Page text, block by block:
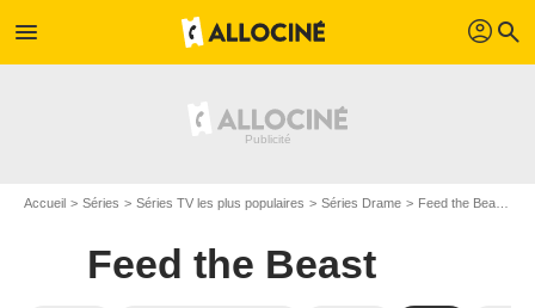
menu profil search
Accueil Séries Séries TV les plus populaires Séries Drame Feed the Beast
Feed the Beast